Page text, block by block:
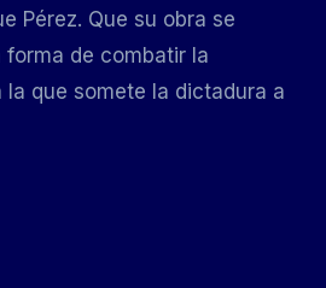
Pérez. Que su obra se
de combatir la
la que somete la dictadura a